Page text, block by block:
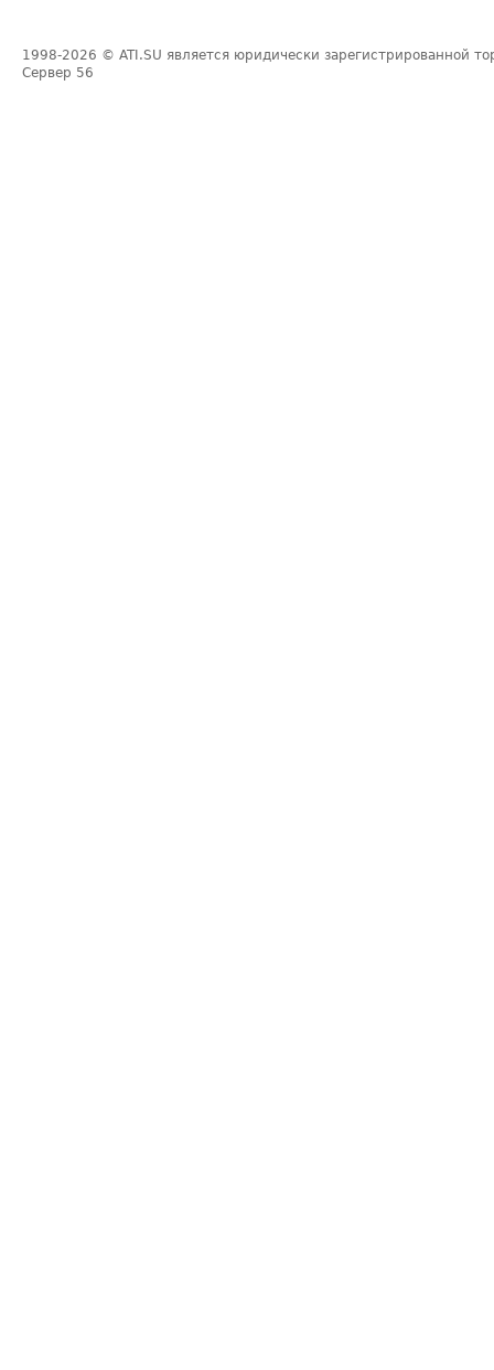
1998-2026 © ATI.SU является юридически зарегистрированной
Сервер 56